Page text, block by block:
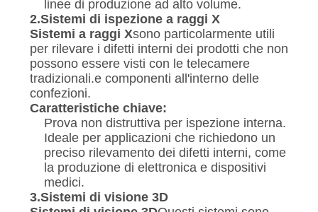
linee di produzione ad alto volume.
2.Sistemi di ispezione a raggi X
Sistemi a raggi Xsono particolarmente utili
per rilevare i difetti interni dei prodotti che non
possono essere visti con le telecamere
tradizionali.e componenti all'interno delle
confezioni.
Caratteristiche chiave:
Prova non distruttiva per ispezione interna.
Ideale per applicazioni che richiedono un
preciso rilevamento dei difetti interni, come
la produzione di elettronica e dispositivi
medici.
3.Sistemi di visione 3D